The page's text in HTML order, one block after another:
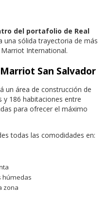
del portafolio de Real
una sólida trayectoria de más
International.
San Salvador
un área de construcción de
y 186 habitaciones entre
para ofrecer el máximo
todas las comodidades en:
húmedas
zona